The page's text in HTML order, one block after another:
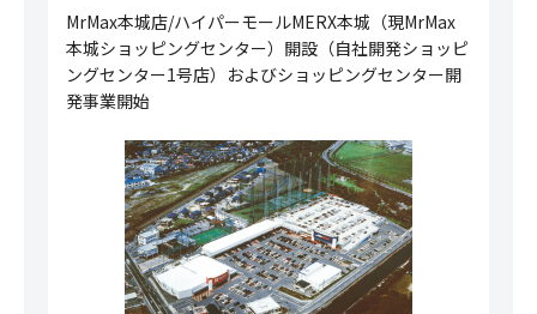
MrMax本城店/ハイパーモールMERX本城（現MrMax
本城ショッピングセンター）開設（自社開発ショッピ
ングセンター1号店） およびショッピングセンター開
発事業開始